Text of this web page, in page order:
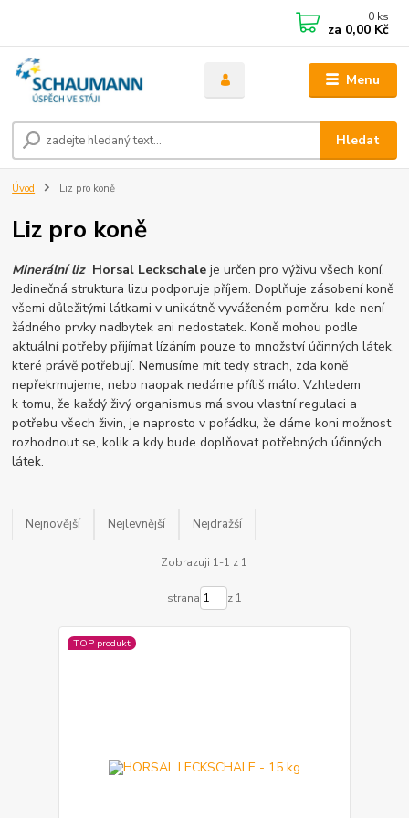
Menu
Hledat
0 ks
za 0,00 Kč
Úvod Liz pro koně
Liz pro koně
Minerální liz Horsal Leckschaleje určen pro výživu všech koní.
Jedinečná struktura lizu podporuje příjem. Doplňuje zásobení koně
všemi důležitými látkami v unikátně vyváženém poměru, kde není
žádného prvky nadbytek ani nedostatek. Koně mohou podle
aktuální potřeby přijímat lízáním pouze to množství účinných látek,
které právě potřebují. Nemusíme mít tedy strach, zda koně
nepřekrmujeme, nebo naopak nedáme příliš málo. Vzhledem
k tomu, že každý živý organismus má svou vlastní regulaci a
potřebu všech živin, je naprosto v pořádku, že dáme koni možnost
rozhodnout se, kolik a kdy bude doplňovat potřebných účinných
látek.
Nejnovější Nejlevnější Nejdražší
Zobrazuji 1-1 z 1
strana z 1
TOP produkt